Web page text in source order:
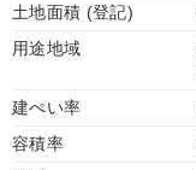
土地面積 (登記)
用途地域
建ぺい率
容積率